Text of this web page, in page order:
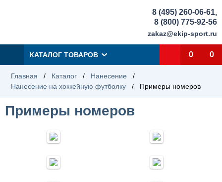
8 (495) 260-06-61,
8 (800) 775-92-56
zakaz@ekip-sport.ru
КАТАЛОГ ТОВАРОВ 0 0
Главная / Каталог / Нанесение
/
Нанесение на хоккейную футболку
/ Примеры номеров
Примеры номеров